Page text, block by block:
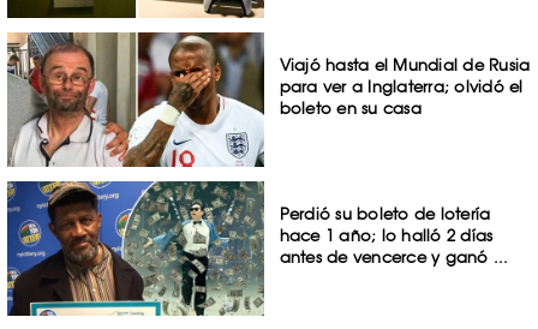
Viajó hasta el Mundial de Rusia
para ver a Inglaterra; olvidó el
boleto en su casa
Perdió su boleto de lotería
hace 1 año; lo halló 2 días
antes de vencerce y ganó ...